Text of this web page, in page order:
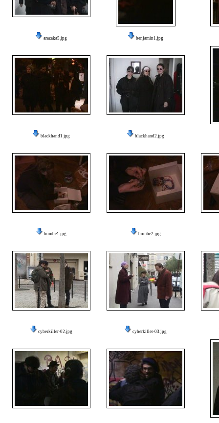
arazaka5.jpg benjamin1.jpg
blackhand1.jpg blackhand2.jpg
bombe1.jpg bombe2.jpg
cyberkiller-02.jpg cyberkiller-03.jpg